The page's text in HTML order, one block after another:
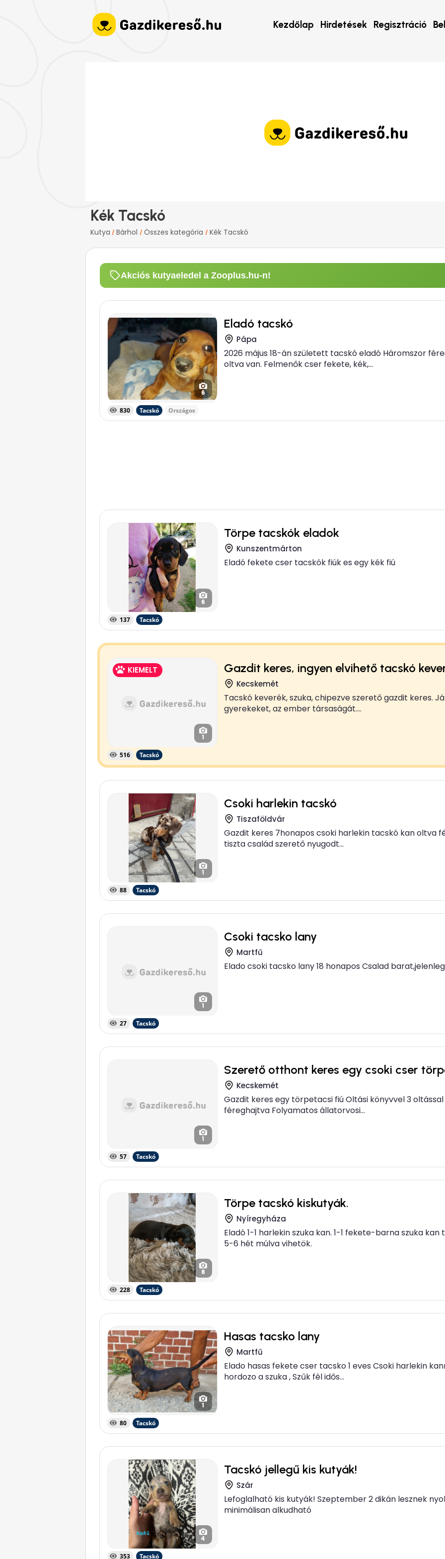
Regisztráció
Hirdetések
Kezdőlap
Kék Tacskó
Kutya / Bárhol / Összes kategória / Kék Tacskó
Akciós kutyaeledel a Zooplus.hu-n!
6
Eladó tacskó
Pápa
2026 május 18-án született tacskó eladó Háromszor
oltva van. Felmenők cser fekete, kék,...
830 Tacskó Országos
6
Törpe tacskók eladok
Kunszentmárton
Eladó fekete cser tacskók fiúk es egy kék fiú
137 Tacskó
KIEMELT
1
Gazdit keres, ingyen elvihető tacskó
Kecskemét
Tacskó keverék, szuka, chipezve szerető gazdit keres.
gyerekeket, az ember társaságát....
516 Tacskó
1
Csoki harlekin tacskó
Tiszaföldvár
Gazdit keres 7honapos csoki harlekin tacskó kan oltva
tiszta család szerető nyugodt...
88 Tacskó
1
Csoki tacsko lany
Martfű
Elado csoki tacsko lany 18 honapos Csalad
27 Tacskó
1
Szerető otthont keres egy csoki cser
Kecskemét
Gazdit keres egy törpetacsi fiú Oltási könyvvel 3 oltással
féreghajtva Folyamatos állatorvosi...
57 Tacskó
8
Törpe tacskó kiskutyák.
Nyíregyháza
Eladó 1-1 harlekin szuka kan. 1-1 fekete-barna szuka
5-6 hét múlva vihetök.
228 Tacskó
1
Hasas tacsko lany
Martfű
Elado hasas fekete cser tacsko 1 eves Csoki harlekin
hordozo a szuka , Szűk fèl idős...
80 Tacskó
4
Tacskó jellegű kis kutyák!
Szár
Lefoglalható kis kutyák! Szeptember 2 dikán lesznek
minimálisan alkudható
353 Tacskó